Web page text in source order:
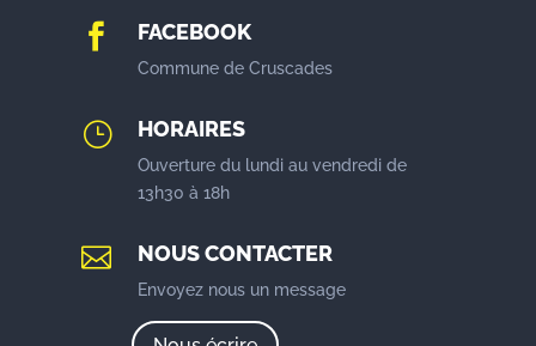
 FACEBOOK
Commune de Cruscades
} HORAIRES
Ouverture du lundi au vendredi de
13h30 à 18h
 NOUS CONTACTER
Envoyez nous un message